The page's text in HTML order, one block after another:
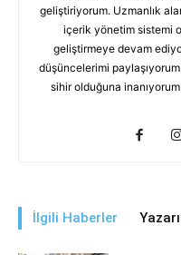
geliştiriyorum. Uzmanlık
içerik yönetim sistemi
geliştirmeye devam
düşüncelerimi
sihir olduğuna
İlgili Haberler